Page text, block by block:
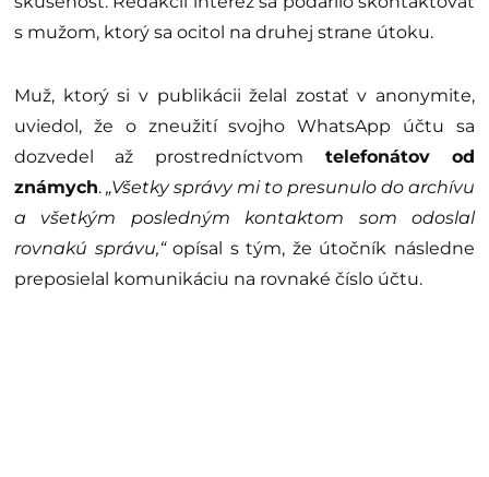
s mužom, ktorý sa ocitol na druhej strane útoku.
Muž, ktorý si v publikácii želal zostať v anonymite,
uviedol, že o zneužití svojho WhatsApp účtu sa
dozvedel až prostredníctvom telefonátov od
známych. „Všetky správy mi to presunulo do archívu
a všetkým posledným kontaktom som odoslal
rovnakú správu,“opísal s tým, že útočník následne
preposielal komunikáciu na rovnaké číslo účtu.